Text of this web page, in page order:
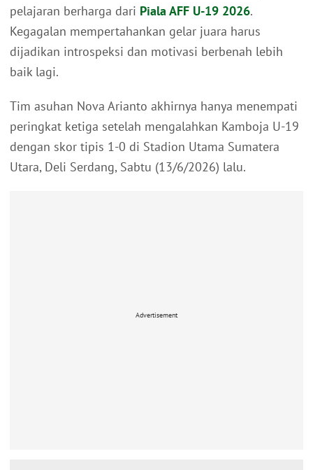
pelajaran berharga dari Piala AFF U-19 2026.
Kegagalan mempertahankan gelar juara harus
dijadikan introspeksi dan motivasi berbenah lebih
baik lagi.
Tim asuhan Nova Arianto akhirnya hanya menempati
peringkat ketiga setelah mengalahkan Kamboja U-19
dengan skor tipis 1-0 di Stadion Utama Sumatera
Utara, Deli Serdang, Sabtu (13/6/2026) lalu.
Advertisement